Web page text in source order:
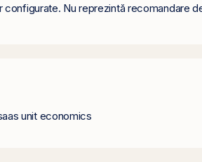
Nu reprezintă recomandare
unit economics